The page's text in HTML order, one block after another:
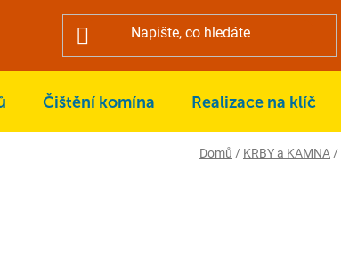
Čištění komína Realizace na klíč
Domů / KRBY a KAMNA /